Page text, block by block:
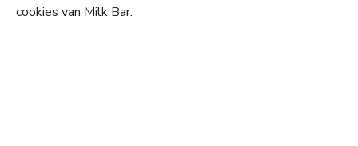
cookies van Milk Bar.